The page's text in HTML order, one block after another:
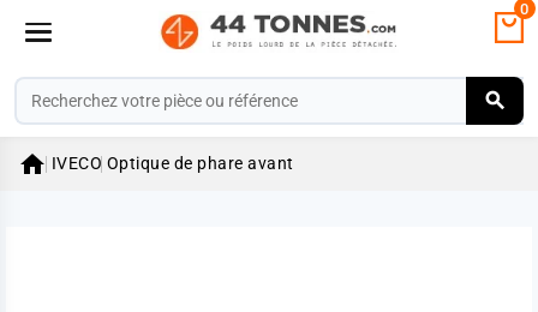
0
 IVECO Optique de phare avant